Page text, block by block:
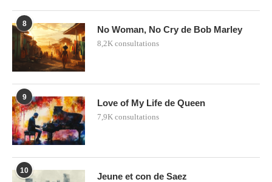
8
No Woman, No Cry de Bob Marley
8,2K consultations
9
Love of My Life de Queen
7,9K consultations
10
Jeune et con de Saez